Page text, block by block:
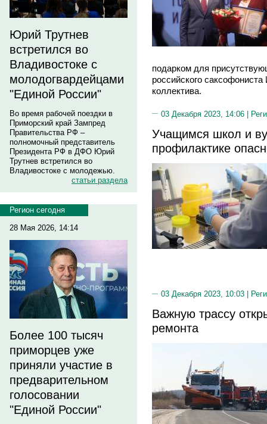
Юрий Трутнев
встретился во
Владивостоке с
молодогвардейцами
"Единой России"
Во время рабочей поездки в
Приморский край Зампред
Правительства РФ –
полномочный представитель
Президента РФ в ДФО Юрий
Трутнев встретился во
Владивостоке с молодежью.
статьи раздела
Регион сегодня
28 Мая 2026, 14:14
Более 100 тысяч
приморцев уже
приняли участие в
предварительном
голосовании
"Единой России"
подарком для
российского
коллектива.
03 Декабря 2023, 14:06 |
Учащимся школ и
профилактике
03 Декабря 2023, 10:03 |
Важную трассу
ремонта